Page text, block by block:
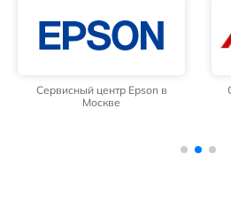
Сервисный центр Epson в
Москве